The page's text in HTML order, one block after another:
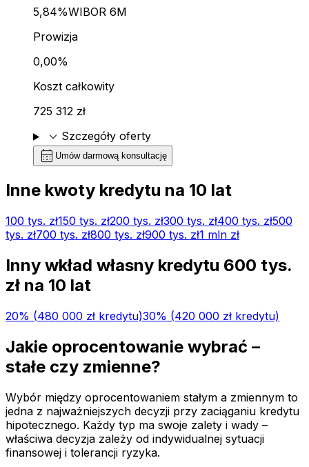
5,84%WIBOR 6M
Prowizja
0,00%
Koszt całkowity
725 312 zł
expand_more Szczegóły oferty
calendar_month Umów darmową konsultację
Inne kwoty kredytu na 10 lat
100 tys. zł150 tys. zł200 tys. zł300 tys. zł400 tys. zł500
tys. zł700 tys. zł800 tys. zł900 tys. zł1 mln zł
Inny wkład własny kredytu 600 tys.
zł na 10 lat
20% (480 000 zł kredytu)30% (420 000 zł kredytu)
Jakie oprocentowanie wybrać –
stałe czy zmienne?
Wybór między oprocentowaniem stałym a zmiennym to
jedna z najważniejszych decyzji przy zaciąganiu kredytu
hipotecznego. Każdy typ ma swoje zalety i wady –
właściwa decyzja zależy od indywidualnej sytuacji
finansowej i tolerancji ryzyka.